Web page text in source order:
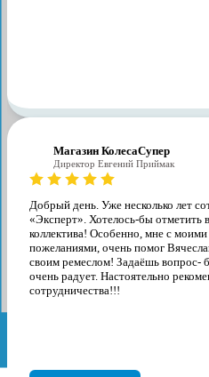
Магазин КолесаСупер
Директор ​Евгений Приймак
Добрый день. Уже несколько лет
«Эксперт». Хотелось-бы отметить
коллектива! Особенно, мне с
пожеланиями, очень помог
своим ремеслом! Задаёшь вопрос-
очень радует. Настоятельно
сотрудничества!!!